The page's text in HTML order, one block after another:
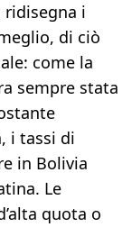
ridisegna i
di ciò
come la
sempre stata
i tassi di
in Bolivia
Le
quota o